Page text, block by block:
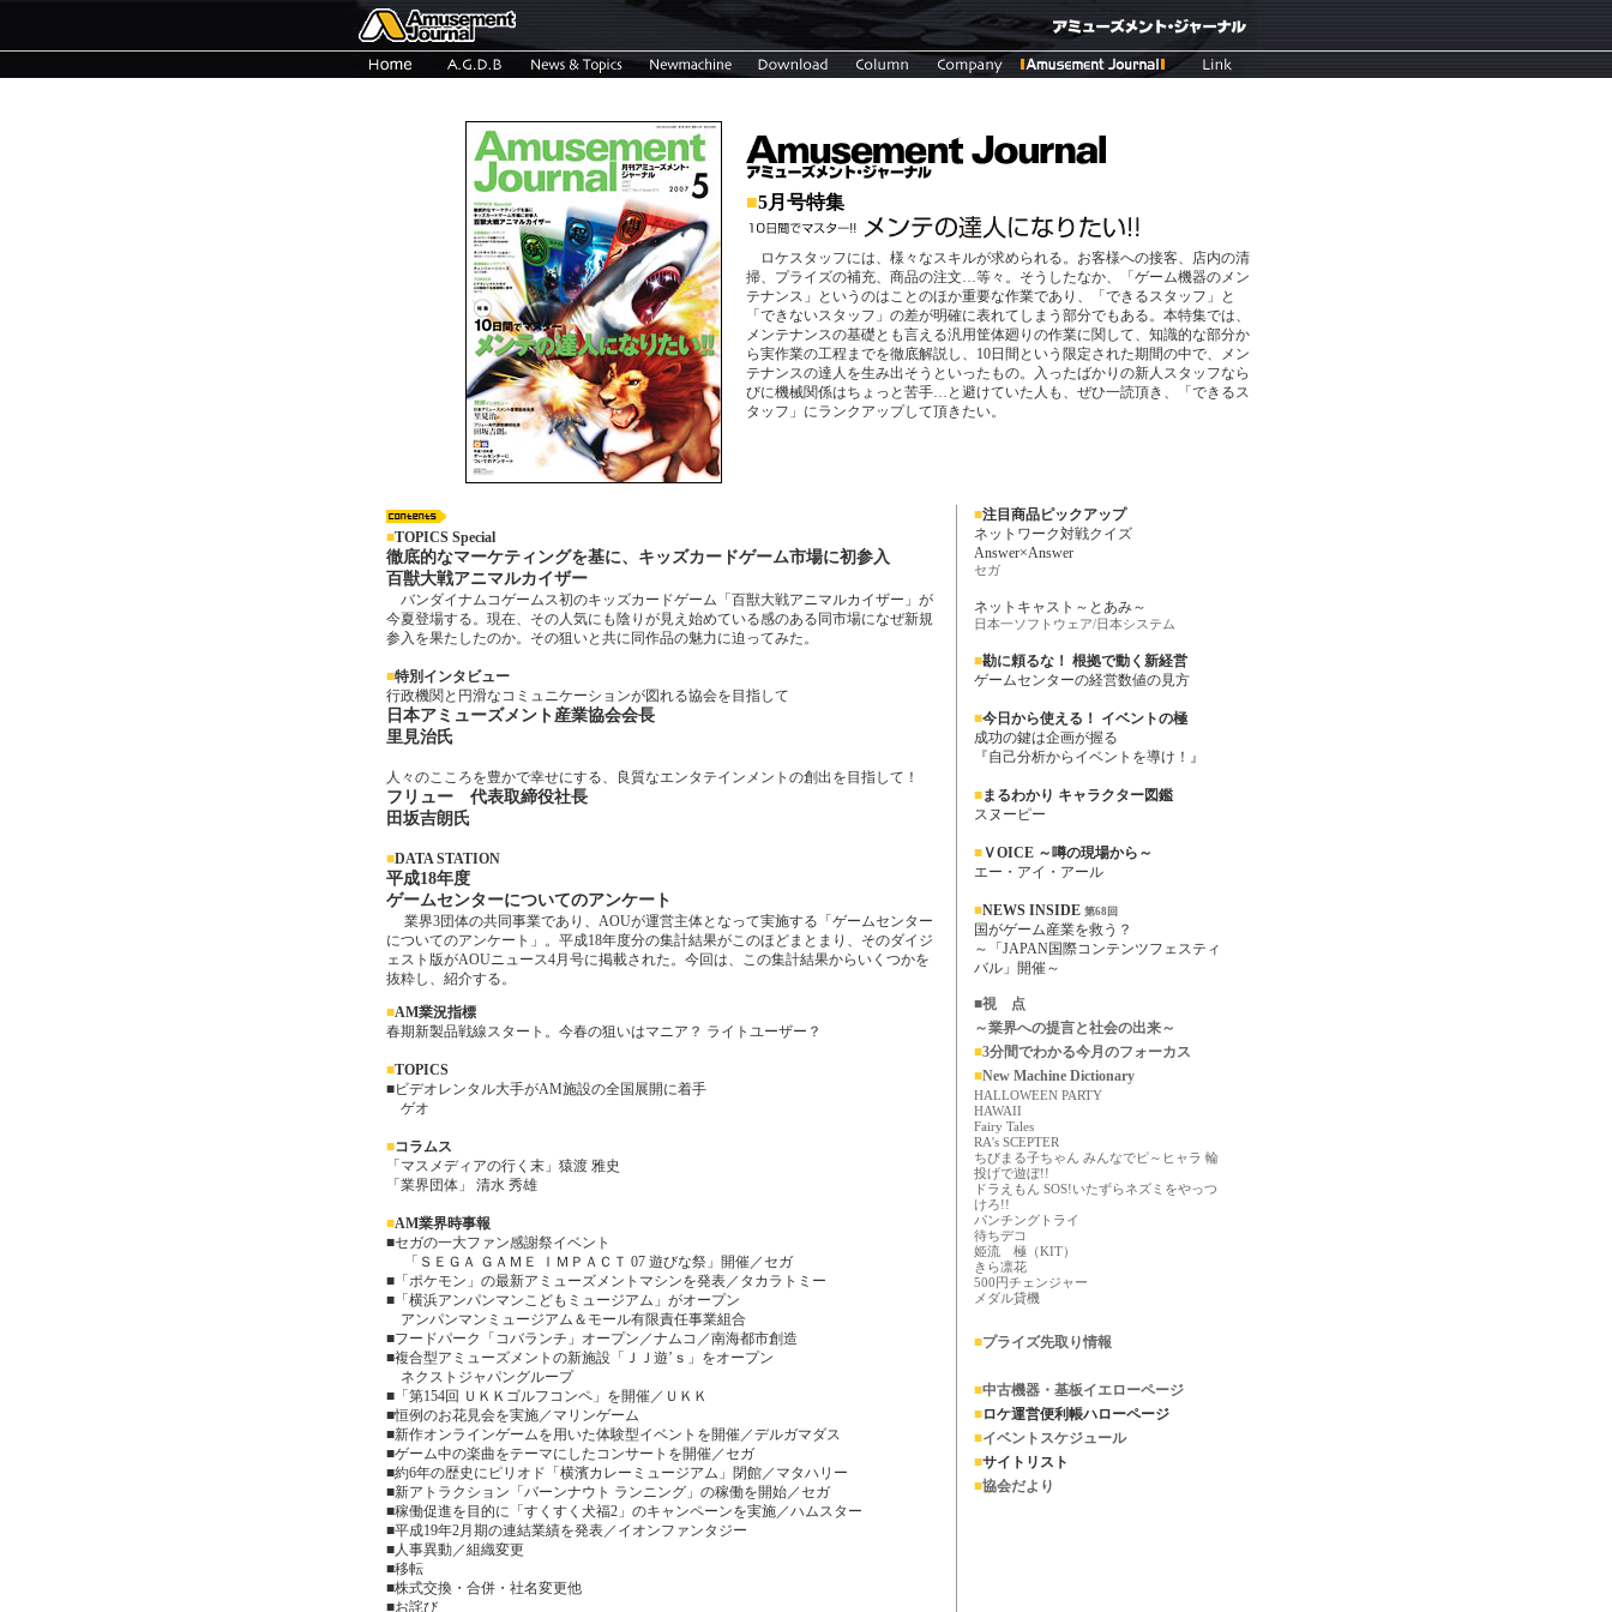
■5月号特集
ロケスタッフには、様々なスキルが求められる。お客様への接客、店内の清
掃、プライズの補充、商品の注文…等々。そうしたなか、「ゲーム機器のメン
テナンス」というのはことのほか重要な作業であり、「できるスタッフ」と
「できないスタッフ」の差が明確に表れてしまう部分でもある。本特集では、
メンテナンスの基礎とも言える汎用筐体廻りの作業に関して、知識的な部分か
ら実作業の工程までを徹底解説し、10日間という限定された期間の中で、メン
テナンスの達人を生み出そうといったもの。入ったばかりの新人スタッフなら
びに機械関係はちょっと苦手…と避けていた人も、ぜひ一読頂き、「できるス
タッフ」にランクアップして頂きたい。
■TOPICS Special
徹底的なマーケティングを基に、キッズカードゲーム市場に初参入
百獣大戦アニマルカイザー
バンダイナムコゲームス初のキッズカードゲーム「百獣大戦アニマルカイザー」が
今夏登場する。現在、その人気にも陰りが見え始めている感のある同市場になぜ新規
参入を果たしたのか。その狙いと共に同作品の魅力に迫ってみた。
■特別インタビュー
行政機関と円滑なコミュニケーションが図れる協会を目指して
日本アミューズメント産業協会会長
里見治氏
人々のこころを豊かで幸せにする、良質なエンタテインメントの創出を目指して！
フリュー 代表取締役社長
田坂吉朗氏
■DATA STATION
平成18年度
ゲームセンターについてのアンケート
業界3団体の共同事業であり、AOUが運営主体となって実施する「ゲームセンター
についてのアンケート」。平成18年度分の集計結果がこのほどまとまり、そのダイジ
ェスト版がAOUニュース4月号に掲載された。今回は、この集計結果からいくつかを
抜粋し、紹介する。
■AM業況指標
春期新製品戦線スタート。今春の狙いはマニア？ ライトユーザー？
■TOPICS
■ビデオレンタル大手がAM施設の全国展開に着手
ゲオ
■コラムス
「マスメディアの行く末」猿渡 雅史
「業界団体」 清水 秀雄
■AM業界時事報
■セガの一大ファン感謝祭イベント
「ＳＥＧＡ ＧＡＭＥ ＩＭＰＡＣＴ 07 遊びな祭」開催／セガ
■「ポケモン」の最新アミューズメントマシンを発表／タカラトミー
■「横浜アンパンマンこどもミュージアム」がオープン
アンパンマンミュージアム＆モール有限責任事業組合
■フードパーク「コバランチ」オープン／ナムコ／南海都市創造
■複合型アミューズメントの新施設「ＪＪ遊’ｓ」をオープン
ネクストジャパングループ
■「第154回 ＵＫＫゴルフコンペ」を開催／ＵＫＫ
■恒例のお花見会を実施／マリンゲーム
■新作オンラインゲームを用いた体験型イベントを開催／デルガマダス
■ゲーム中の楽曲をテーマにしたコンサートを開催／セガ
■約6年の歴史にピリオド「横濱カレーミュージアム」閉館／マタハリー
■新アトラクション「バーンナウト ランニング」の稼働を開始／セガ
■稼働促進を目的に「すくすく犬福2」のキャンペーンを実施／ハムスター
■平成19年2月期の連結業績を発表／イオンファンタジー
■人事異動／組織変更
■移転
■株式交換・合併・社名変更他
■お詫び
■注目商品ピックアップ
ネットワーク対戦クイズ
Answer×Answer
セガ
ネットキャスト～とあみ～
日本一ソフトウェア/日本システム
■勘に頼るな！ 根拠で動く新経営
ゲームセンターの経営数値の見方
■今日から使える！ イベントの極
成功の鍵は企画が握る
『自己分析からイベントを導け！』
■まるわかり キャラクター図鑑
スヌーピー
■ＶOICE ～噂の現場から～
エー・アイ・アール
■NEWS INSIDE 第68回
国がゲーム産業を救う？
～「JAPAN国際コンテンツフェスティ
バル」開催～
■視 点
～業界への提言と社会の出来～
■3分間でわかる今月のフォーカス
■New Machine Dictionary
HALLOWEEN PARTY
HAWAII
Fairy Tales
RA's SCEPTER
ちびまる子ちゃん みんなでピ～ヒャラ 輪
投げで遊ぼ!!
ドラえもん SOS!いたずらネズミをやっつ
けろ!!
パンチングトライ
待ちデコ
姫流 極（KIT）
きら凛花
500円チェンジャー
メダル貸機
■プライズ先取り情報
■中古機器・基板イエローページ
■ロケ運営便利帳ハローページ
■イベントスケジュール
■サイトリスト
■協会だより